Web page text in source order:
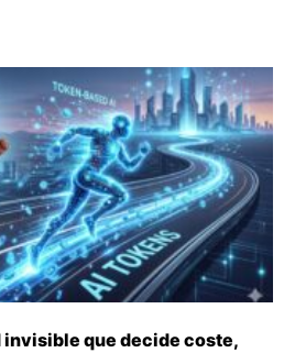
invisible que decide coste,